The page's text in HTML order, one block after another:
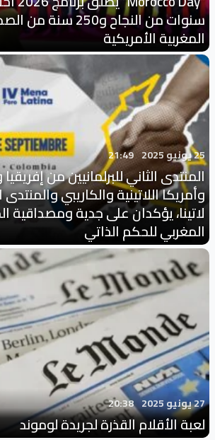
سنوات من النجاح و250 سنة
المغربية الأمريكية
25 يونيو 2025 21:49
المنتدى الثاني للبرلمانيين من إفريقيا
وأمريكا اللاتينية والكاريبي والمنتدى
لاتينا، يؤكدان على جدية ومصداقية
المغربي للحكم الذاتي
27 يونيو 2025 20:38
لعبة الأقلام القذرة لجريدة لوموند